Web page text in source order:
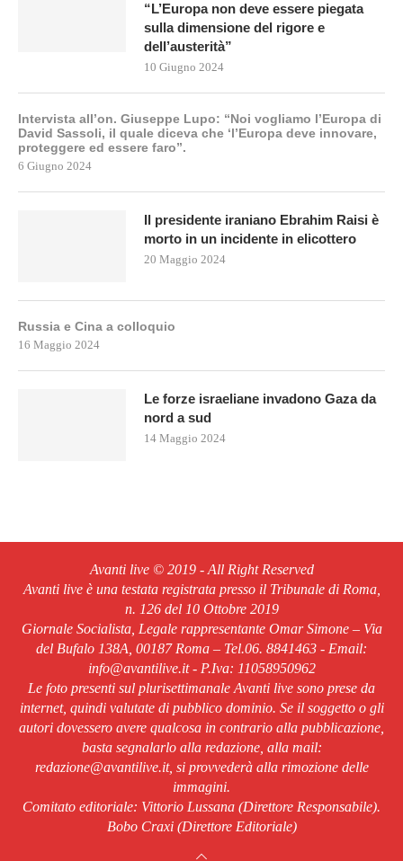
“L’Europa non deve essere piegata
sulla dimensione del rigore e
dell’austerità”
10 Giugno 2024
Intervista all’on. Giuseppe Lupo: “Noi vogliamo l’Europa di
David Sassoli, il quale diceva che ‘l’Europa deve innovare,
proteggere ed essere faro”.
6 Giugno 2024
Il presidente iraniano Ebrahim Raisi è
morto in un incidente in elicottero
20 Maggio 2024
Russia e Cina a colloquio
16 Maggio 2024
Le forze israeliane invadono Gaza da
nord a sud
14 Maggio 2024
Avanti live © 2019 - All Right Reserved
Avanti live è una testata registrata presso il Tribunale di Roma,
n. 126 del 10 Ottobre 2019
Giornale Socialista, Legale rappresentante Omar Simone – Via
del Bufalo 138A, 00187 Roma – Tel.06. 8841463 - Email:
info@avantilive.it - P.Iva: 11058950962
Le foto presenti sul plurisettimanale Avanti live sono prese da
internet, quindi valutate di pubblico dominio. Se il soggetto o gli
autori dovessero avere qualcosa in contrario alla pubblicazione,
basta segnalarlo alla redazione, alla mail:
redazione@avantilive.it, si provvederà alla rimozione delle
immagini.
Comitato editoriale: Vittorio Lussana (Direttore Responsabile).
Bobo Craxi (Direttore Editoriale)